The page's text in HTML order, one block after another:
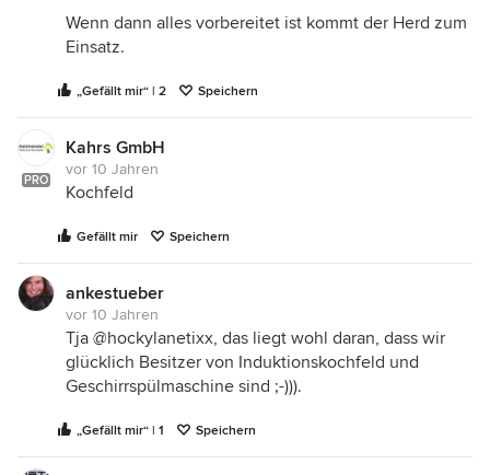
Wenn dann alles vorbereitet ist kommt der Herd zum
Einsatz.
„Gefällt mir“ | 2 Speichern
PRO
Kahrs GmbH
vor 10 Jahren
Kochfeld
Gefällt mir Speichern
ankestueber
vor 10 Jahren
Tja @hockylanetixx, das liegt wohl daran, dass wir
glücklich Besitzer von Induktionskochfeld und
Geschirrspülmaschine sind ;-))).
„Gefällt mir“ | 1 Speichern